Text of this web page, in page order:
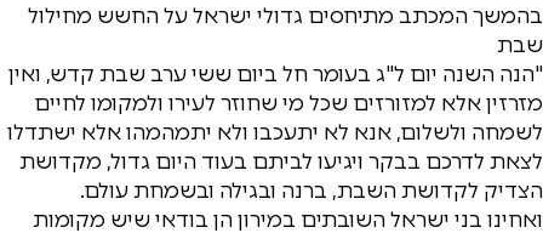
בהמשך המכתב מתיחסים גדולי ישראל על החשש מחילול
שבת
"הנה השנה יום ל"ג בעומר חל ביום ששי ערב שבת קדש, ואין
מזרזין אלא למזורזים שכל מי שחוזר לעירו ולמקומו לחיים
לשמחה ולשלום, אנא לא יתעכבו ולא יתמהמהו אלא ישתדלו
לצאת לדרכם בבקר ויגיעו לביתם בעוד היום גדול, מקדושת
הצדיק לקדושת השבת, ברנה ובגילה ובשמחת עולם.
ואחינו בני ישראל השובתים במירון הן בודאי שיש מקומות